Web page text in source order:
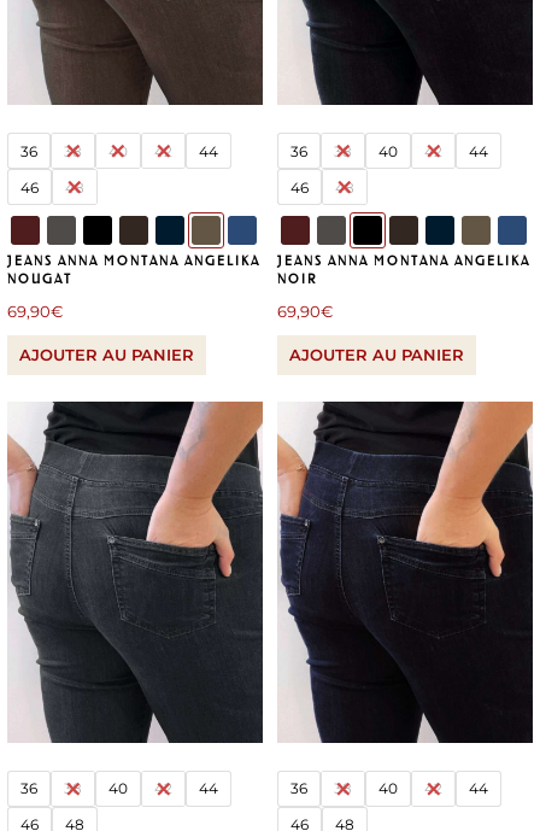
36 38 40 42
44
46
48
JEANS ANNA MONTANA ANGELIKA
NOUGAT
69,90€
AJOUTER AU PANIER
36 38 40 42
44
46
48
JEANS ANNA MONTANA ANGELIKA
NOIR
69,90€
AJOUTER AU PANIER
36 38 40 42
44
46
48
36 38 40 42
44
46
48